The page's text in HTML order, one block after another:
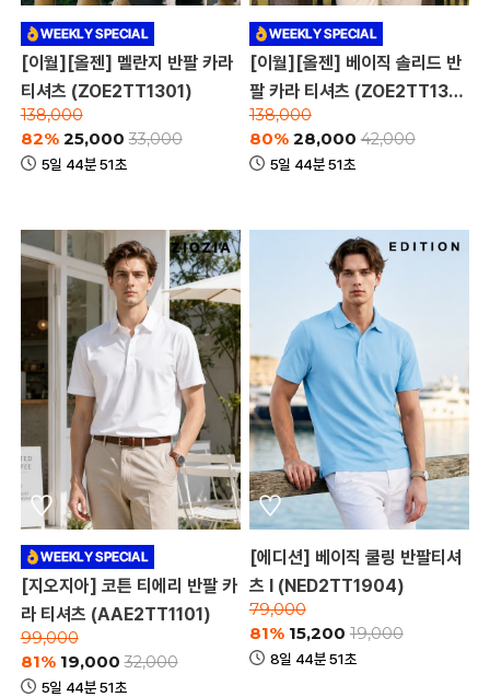
[이월][올젠] 멜란지 반팔 카라
티셔츠 (ZOE2TT1301)
138,000
82% 25,000 33,000
5일 44분 51초
[이월][올젠] 베이직 솔리드 반
팔 카라 티셔츠 (ZOE2TT130
4)
138,000
80% 28,000 42,000
5일 44분 51초
[지오지아] 코튼 티에리 반팔 카
라 티셔츠 (AAE2TT1101)
99,000
81% 19,000 32,000
5일 44분 51초
[에디션] 베이직 쿨링 반팔티셔
츠 I (NED2TT1904)
79,000
81% 15,200 19,000
8일 44분 51초